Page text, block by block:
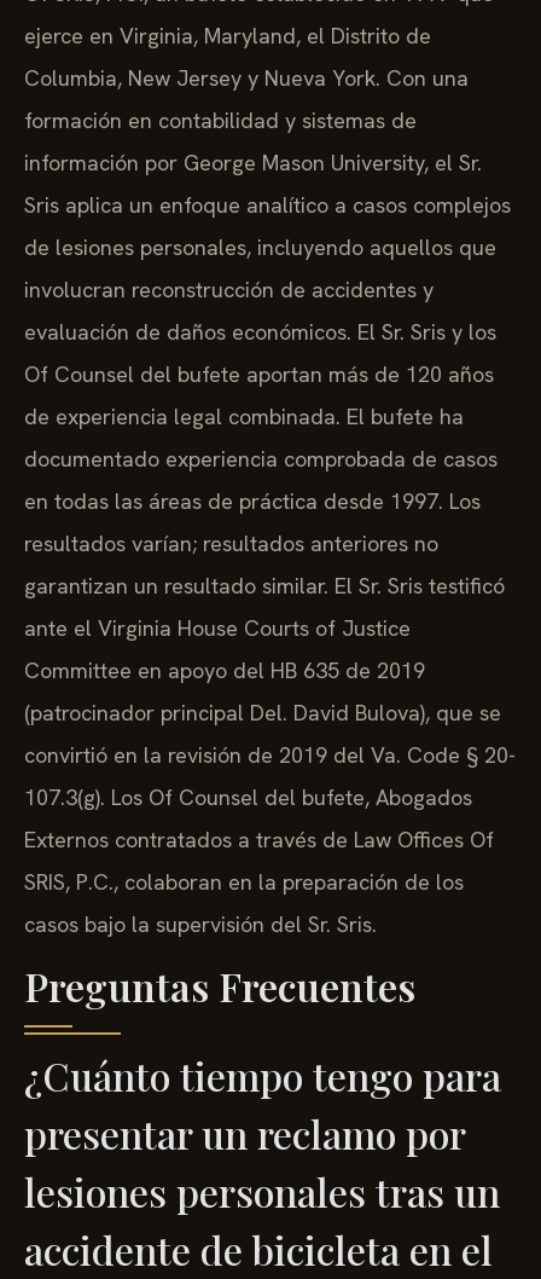
ejerce en Virginia, Maryland, el Distrito de
Columbia, New Jersey y Nueva York. Con una
formación en contabilidad y sistemas de
información por George Mason University, el Sr.
Sris aplica un enfoque analítico a casos complejos
de lesiones personales, incluyendo aquellos que
involucran reconstrucción de accidentes y
evaluación de daños económicos. El Sr. Sris y los
Of Counsel del bufete aportan más de 120 años
de experiencia legal combinada. El bufete ha
documentado experiencia comprobada de casos
en todas las áreas de práctica desde 1997. Los
resultados varían; resultados anteriores no
garantizan un resultado similar. El Sr. Sris testificó
ante el Virginia House Courts of Justice
Committee en apoyo del HB 635 de 2019
(patrocinador principal Del. David Bulova), que se
convirtió en la revisión de 2019 del Va. Code § 20-
107.3(g). Los Of Counsel del bufete, Abogados
Externos contratados a través de Law Offices Of
SRIS, P.C., colaboran en la preparación de los
casos bajo la supervisión del Sr. Sris.
Preguntas Frecuentes
¿Cuánto tiempo tengo para
presentar un reclamo por
lesiones personales tras un
accidente de bicicleta en el